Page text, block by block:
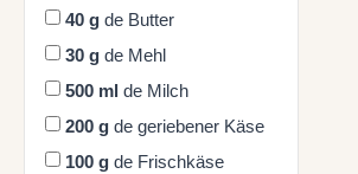
40 g de Butter
30 g de Mehl
500 ml de Milch
200 g de geriebener Käse
100 g de Frischkäse